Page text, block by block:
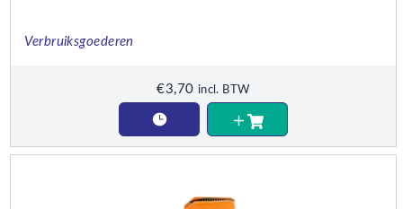
Verbruiksgoederen
€3,70 incl. BTW